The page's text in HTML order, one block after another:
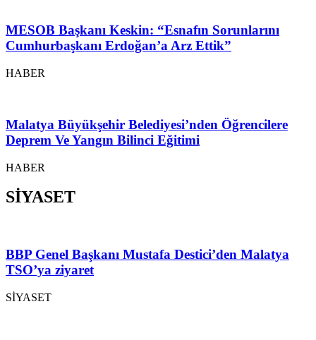
MESOB Başkanı Keskin: “Esnafın Sorunlarını
Cumhurbaşkanı Erdoğan’a Arz Ettik”
HABER
Malatya Büyükşehir Belediyesi’nden Öğrencilere
Deprem Ve Yangın Bilinci Eğitimi
HABER
SİYASET
BBP Genel Başkanı Mustafa Destici’den Malatya
TSO’ya ziyaret
SİYASET